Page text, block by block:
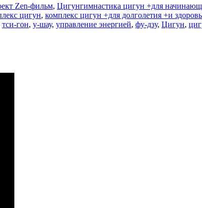
Zen-фильм, ЦигунМетки
гимнастика цигун +для
цигун, комплекс цигун +для долголетия +и
тси-гон, у-шау, управление энергией, фу-дзу, Цигун,